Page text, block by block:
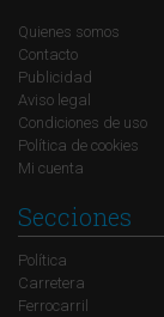
Quienes somos
Contacto
Publicidad
Aviso legal
Condiciones de uso
Política de cookies
Mi cuenta
Secciones
Política
Carretera
Ferrocarril